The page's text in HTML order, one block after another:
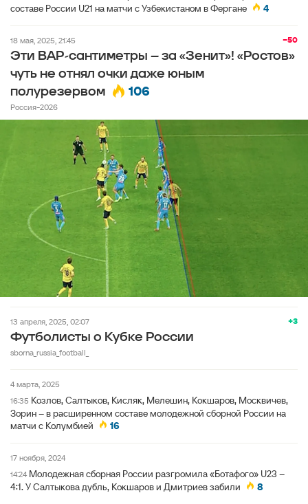
составе России U21 на матчи с Узбекистаном в Фергане
4
−50
18 мая, 2025, 21:45
Эти ВАР-сантиметры – за «Зенит»! «Ростов»
чуть не отнял очки даже юным
полурезервом
106
Россия-2026
+3
13 апреля, 2025, 02:07
Футболисты о Кубке России
sborna_russia_football_
4 марта, 2025
16:35 Козлов, Салтыков, Кисляк, Мелешин, Кокшаров, Москвичев,
Зорин – в расширенном составе молодежной сборной России на
матчи с Колумбией
16
17 ноября, 2024
14:24 Молодежная сборная России разгромила «Ботафого» U23 –
4:1. У Салтыкова дубль, Кокшаров и Дмитриев забили
8